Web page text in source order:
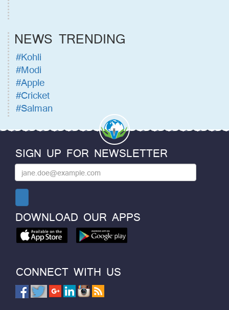
NEWS TRENDING
#Kohli
#Modi
#Apple
#Cricket
#Salman
SIGN UP FOR NEWSLETTER
DOWNLOAD OUR APPS
CONNECT WITH US